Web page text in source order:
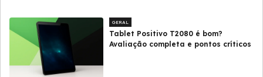
GERAL
Tablet Positivo T2080 é bom?
Avaliação completa e pontos críticos